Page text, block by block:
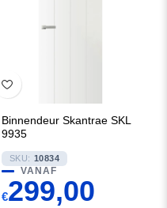
Binnendeur Skantrae SKL
9935
SKU: 10834
VANAF
€299,00